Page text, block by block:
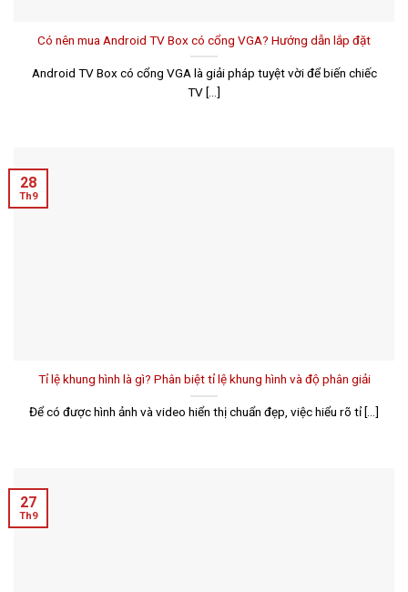
Có nên mua Android TV Box có cổng VGA? Hướng dẫn lắp đặt
Android TV Box có cổng VGA là giải pháp tuyệt vời để biến chiếc
TV [...]
Tỉ lệ khung hình là gì? Phân biệt tỉ lệ khung hình và độ phân giải
Để có được hình ảnh và video hiển thị chuẩn đẹp, việc hiểu rõ tỉ [...]
28
Th9
27
Th9